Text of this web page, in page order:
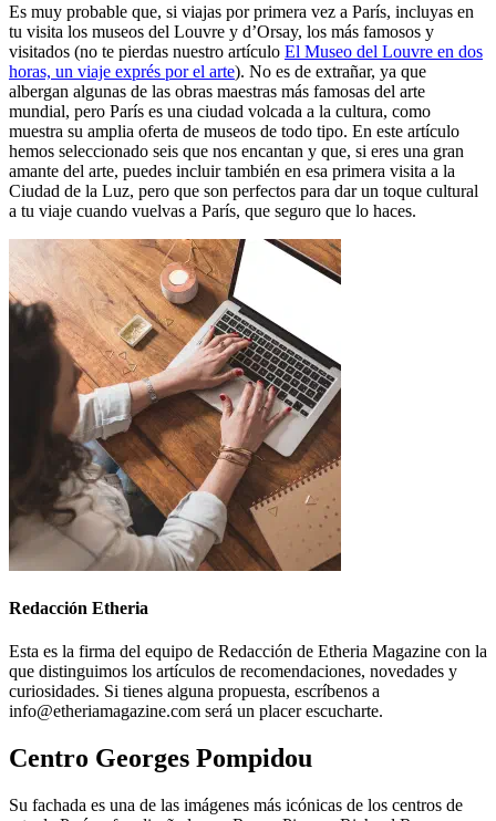
Es muy probable que, si viajas por primera vez a París, incluyas en
tu visita los museos del Louvre y d’Orsay, los más famosos y
visitados (no te pierdas nuestro artículo El Museo del Louvre en dos
horas, un viaje exprés por el arte). No es de extrañar, ya que
albergan algunas de las obras maestras más famosas del arte
mundial, pero París es una ciudad volcada a la cultura, como
muestra su amplia oferta de museos de todo tipo. En este artículo
hemos seleccionado seis que nos encantan y que, si eres una gran
amante del arte, puedes incluir también en esa primera visita a la
Ciudad de la Luz, pero que son perfectos para dar un toque cultural
a tu viaje cuando vuelvas a París, que seguro que lo haces.
Redacción Etheria
Esta es la firma del equipo de Redacción de Etheria Magazine con la
que distinguimos los artículos de recomendaciones, novedades y
curiosidades. Si tienes alguna propuesta, escríbenos a
info@etheriamagazine.com será un placer escucharte.
Centro Georges Pompidou
Su fachada es una de las imágenes más icónicas de los centros de